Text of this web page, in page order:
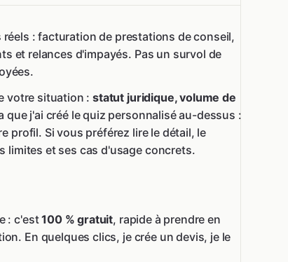
: facturation de prestations de conseil,
et relances d'impayés. Pas un survol de
votre situation :statut juridique, volume de
que j'ai créé le quiz personnalisé au-dessus :
profil. Si vous préférez lire le détail, le
limites et ses cas d'usage concrets.
: c'est100 % gratuit, rapide à prendre en
En quelques clics, je crée un devis, je le